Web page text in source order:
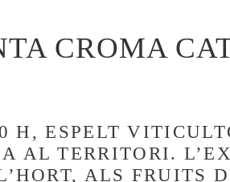
CROMA
ESPELT
AL TERRITORI.
ALS FRUITS